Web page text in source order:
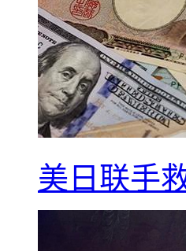
美日联手